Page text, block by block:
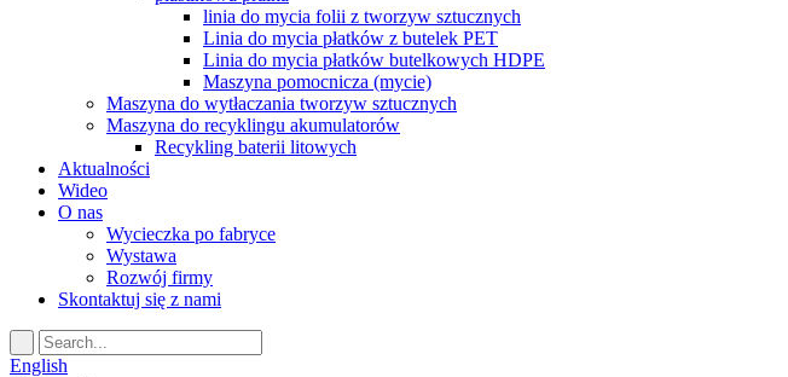
linia do mycia folii z tworzyw sztucznych
Linia do mycia płatków z butelek PET
Linia do mycia płatków butelkowych HDPE
Maszyna pomocnicza (mycie)
Maszyna do wytłaczania tworzyw sztucznych
Maszyna do recyklingu akumulatorów
Recykling baterii litowych
Aktualności
Wideo
O nas
Wycieczka po fabryce
Wystawa
Rozwój firmy
Skontaktuj się z nami
English